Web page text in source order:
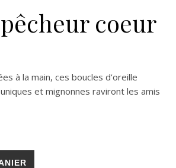
coeur
à la main, ces boucles d’oreille
et mignonnes raviront les amis
coeur